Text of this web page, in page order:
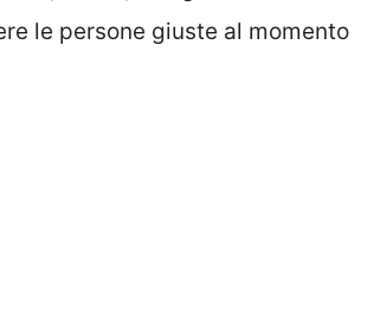
le persone giuste al momento